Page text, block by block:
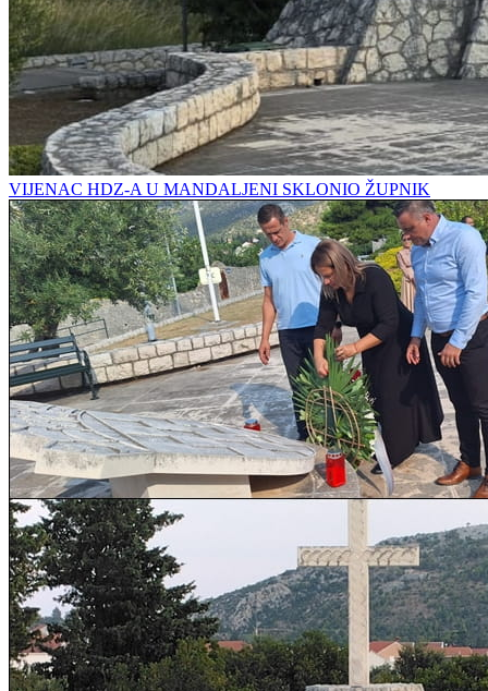
VIJENAC HDZ-A U MANDALJENI SKLONIO ŽUPNIK